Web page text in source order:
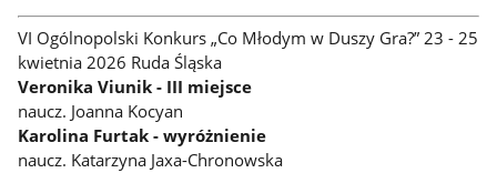
VI Ogólnopolski Konkurs „Co Młodym w Duszy Gra?” 23 - 25
kwietnia 2026 Ruda Śląska
Veronika Viunik - III miejsce
naucz. Joanna Kocyan
Karolina Furtak - wyróżnienie
naucz. Katarzyna Jaxa-Chronowska